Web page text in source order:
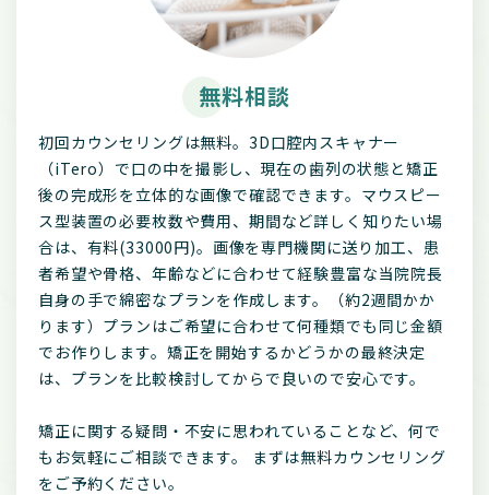
無料相談
初回カウンセリングは無料。3D口腔内スキャナー
（iTero）で口の中を撮影し、現在の歯列の状態と矯正
後の完成形を立体的な画像で確認できます。マウスピー
ス型装置の必要枚数や費用、期間など詳しく知りたい場
合は、有料(33000円)。画像を専門機関に送り加工、患
者希望や骨格、年齢などに合わせて経験豊富な当院院長
自身の手で綿密なプランを作成します。（約2週間かか
ります）プランはご希望に合わせて何種類でも同じ金額
でお作りします。矯正を開始するかどうかの最終決定
は、プランを比較検討してからで良いので安心です。
矯正に関する疑問・不安に思われていることなど、何で
もお気軽にご相談できます。 まずは無料カウンセリング
をご予約ください。